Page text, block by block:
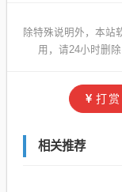
除特殊说明外，本站
用，请24小时删
打赏
相关推荐